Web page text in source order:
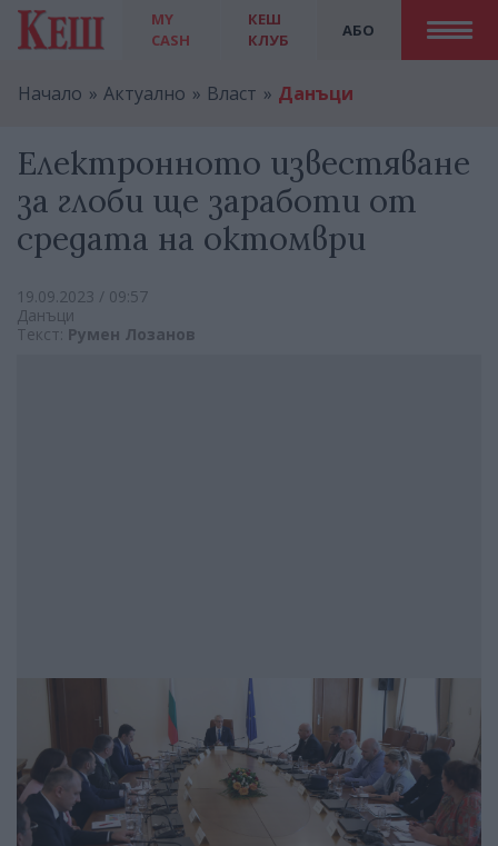
MY
CASH
АБО
КЕШ
КЛУБ
Начало Актуално Власт Данъци
Електронното известяване
за глоби ще заработи от
средата на октомври
19.09.2023 / 09:57
Данъци
Текст: Румен Лозанов